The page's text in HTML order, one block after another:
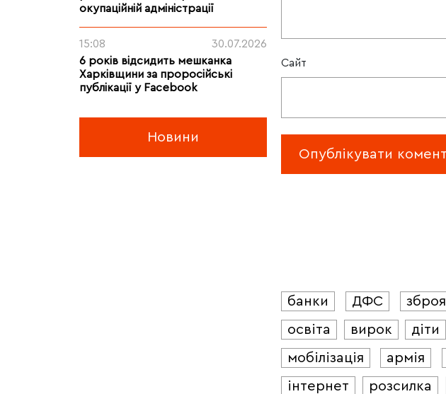
окупаційній адміністрації
15:08
30.07.2026
6 років відсидить мешканка
Харківщини за проросійські
публікації у Facebook
Новини
Сайт
банки ДФС зброя
освіта
вирок діти
мобілізація
армія
інтернет
розсилка